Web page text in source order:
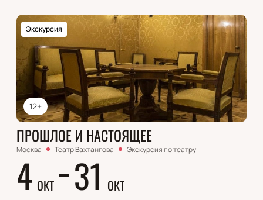
12+
Экскурсия
ПРОШЛОЕ И НАСТОЯЩЕЕ
Москва Театр Вахтангова Экскурсия по театру
4 ОКТ 31 ОКТ